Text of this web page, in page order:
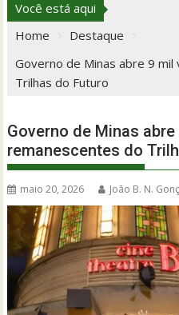
Você está aqui
Home
Destaque
Governo de Minas abre 9
Trilhas do Futuro
Governo de Minas
remanescentes do
maio 20, 2026 João B. N.